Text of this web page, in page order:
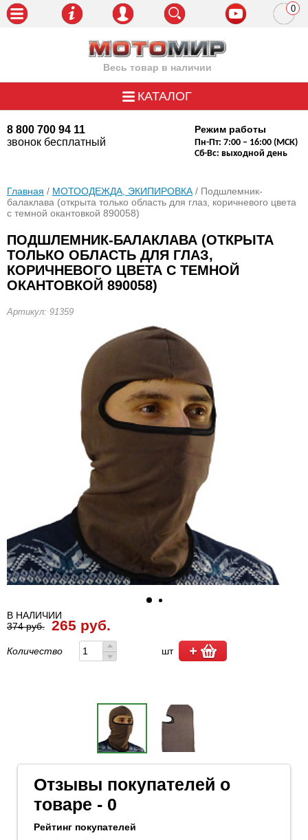
Весь товар в наличии
8 800 700 94 11
звонок бесплатный
Режим работы
Пн-Пт: 7:00 – 16:00 (МСК)
Сб-Вс: выходной день
0
КАТАЛОГ
Главная / МОТООДЕЖДА, ЭКИПИРОВКА / Подшлемник-
балаклава (открыта только область для глаз, коричневого цвета
с темной окантовкой 890058)
ПОДШЛЕМНИК-БАЛАКЛАВА (ОТКРЫТА
ТОЛЬКО ОБЛАСТЬ ДЛЯ ГЛАЗ,
КОРИЧНЕВОГО ЦВЕТА С ТЕМНОЙ
ОКАНТОВКОЙ 890058)
Артикул: 91359
В НАЛИЧИИ
374 руб.
265 руб.
Количество шт
Отзывы покупателей о
товаре - 0
Рейтинг покупателей